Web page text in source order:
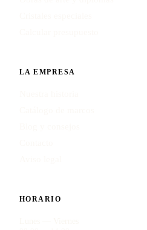
LA EMPRESA
HORARIO